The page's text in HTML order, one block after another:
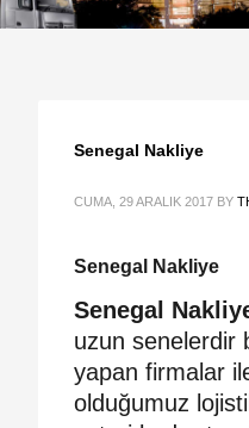
Senegal Nakliye
CUMA, 29 ARALIK 2017 BY
Senegal Nakliye
Senegal
uzun senelerdir
yapan firmalar
olduğumuz